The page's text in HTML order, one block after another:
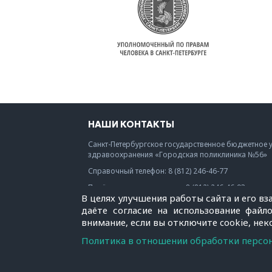
В целях улучшения работы сайта и его
даёте согласие на использование
внимание, если вы отключите cookie,
Политика в отношении обработки
НАШИ КОНТАКТЫ
Санкт-Петербургское государственное бюджетное
здравоохранения «Городская поликлиника №56»
Справочный телефон: 8 (812) 246-46-77
Приёмная главного врача: 8 (812) 246-46-93
E-mail:p56@zdrav.gugov.spb.ru